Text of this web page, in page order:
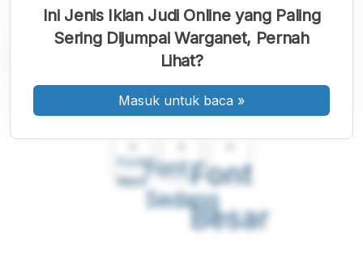
Font
Kecil
Font
Sedang
Font
Besar
Ini Jenis Iklan Judi Online yang Paling
Sering Dijumpai Warganet, Pernah
Lihat?
Masuk untuk baca »